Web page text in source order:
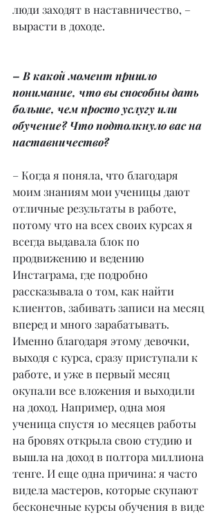
люди заходят в наставничество, –
вырасти в доходе.
– В какой момент пришло
понимание, что вы способны дать
больше, чем просто услугу или
обучение? Что подтолкнуло вас на
наставничество?
– Когда я поняла, что благодаря
моим знаниям мои ученицы дают
отличные результаты в работе,
потому что на всех своих курсах я
всегда выдавала блок по
продвижению и ведению
Инстаграма, где подробно
рассказывала о том, как найти
клиентов, забивать записи на месяц
вперед и много зарабатывать.
Именно благодаря этому девочки,
выходя с курса, сразу приступали к
работе, и уже в первый месяц
окупали все вложения и выходили
на доход. Например, одна моя
ученица спустя 10 месяцев работы
на бровях открыла свою студию и
вышла на доход в полтора миллиона
тенге. И еще одна причина: я часто
видела мастеров, которые скупают
бесконечные курсы обучения в виде